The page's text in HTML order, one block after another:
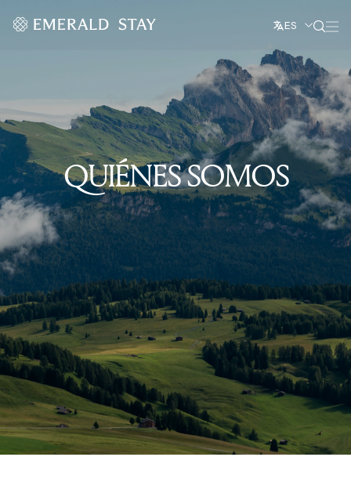
ES
QUIÉNES SOMOS